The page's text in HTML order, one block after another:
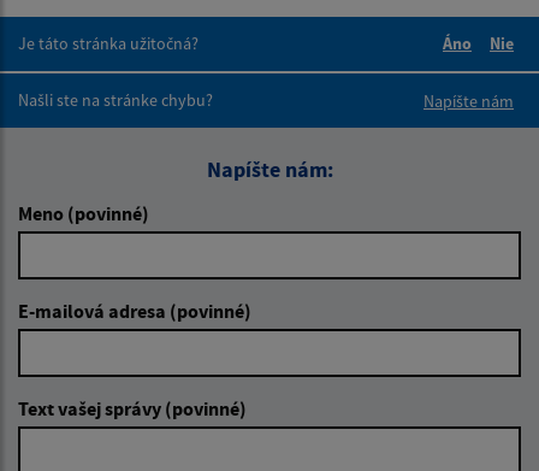
Je táto stránka užitočná?
Áno
Nie
Našli ste na stránke chybu?
Napíšte nám
Napíšte nám:
Meno (povinné)
E-mailová adresa (povinné)
Text vašej správy (povinné)